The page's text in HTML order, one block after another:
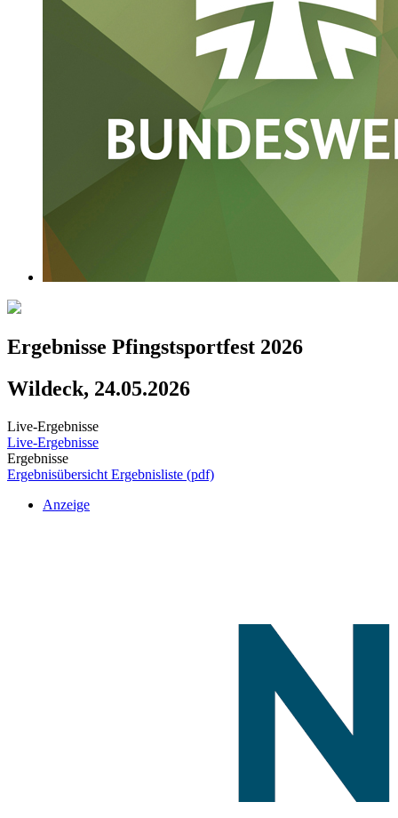
Ergebnisse Pfingstsportfest 2026
Wildeck, 24.05.2026
Live-Ergebnisse
Live-Ergebnisse
Ergebnisse
Ergebnisübersicht Ergebnisliste (pdf)
Anzeige